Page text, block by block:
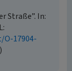
Straße”. In:
17904-